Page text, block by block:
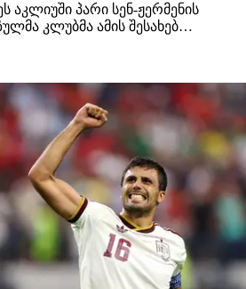
აკლიუში პარი სენ-ჟერმენის
კლუბმა ამის შესახებ
სენ-ჟერმენთან კონტრაქტი 2031
შორის კი €50 მილიონიანი
აკლიუში მონაკოს აკადე…